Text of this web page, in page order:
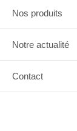
Nos produits
Notre actualité
Contact